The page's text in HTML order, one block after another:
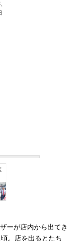
ーが店内から出てき
。店を出るとたち